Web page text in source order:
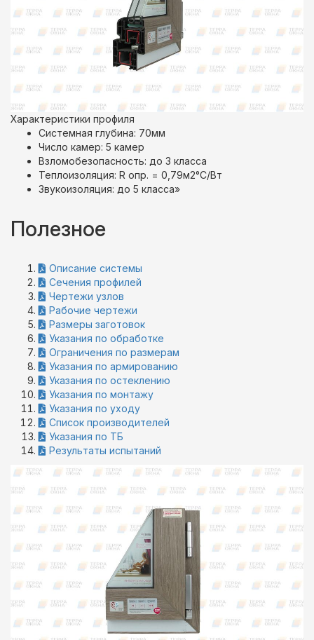
Характеристики профиля
Системная глубина: 70мм
Число камер: 5 камер
Взломобезопасность: до 3 класса
Теплоизоляция: R опр. = 0,79м2°С/Вт
Звукоизоляция: до 5 класса»
Полезное
Описание системы
Сечения профилей
Чертежи узлов
Рабочие чертежи
Размеры заготовок
Указания по обработке
Ограничения по размерам
Указания по армированию
Указания по остеклению
Указания по монтажу
Указания по уходу
Список производителей
Указания по ТБ
Результаты испытаний